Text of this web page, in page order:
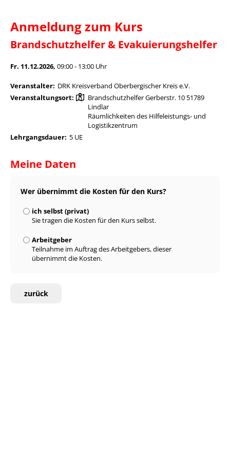
Anmeldung zum Kurs
Brandschutzhelfer & Evakuierungshelfer
Fr. 11.12.2026, 09:00 - 13:00 Uhr
Veranstalter: DRK Kreisverband Oberbergischer Kreis e.V.
Veranstaltungsort:
Brandschutzhelfer Gerberstr. 10 51789
Lindlar
Räumlichkeiten des Hilfeleistungs- und
Logistikzentrum
Lehrgangsdauer: 5 UE
Meine Daten
Wer übernimmt die Kosten für den Kurs?
ich selbst (privat)
Sie tragen die Kosten für den Kurs selbst.
Arbeitgeber
Teilnahme im Auftrag des Arbeitgebers, dieser
übernimmt die Kosten.
zurück